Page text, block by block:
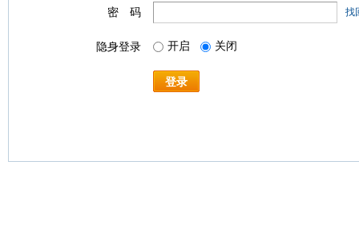
密 码 找
隐身登录 开启 关闭
登录